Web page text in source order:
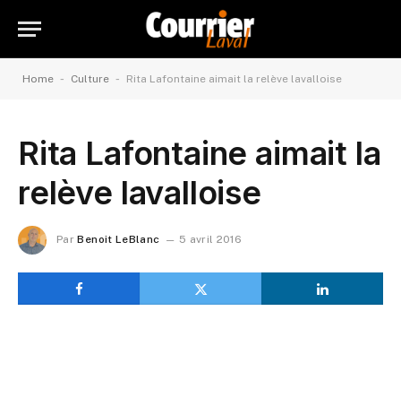
Home - Culture - Rita Lafontaine aimait la relève lavalloise
Rita Lafontaine aimait la
relève lavalloise
Par Benoit LeBlanc 5 avril 2016